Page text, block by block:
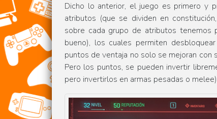
Dicho lo anterior, el juego es primero y
atributos (que se dividen en
sobre cada grupo de atributos tenemos
bueno), los cuales permiten
puntos de ventaja no solo se mejoran con
Pero los puntos, se pueden invertir
pero invertirlos en armas pesadas o